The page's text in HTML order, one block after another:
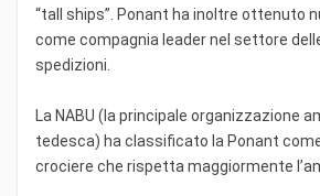
“tall ships”. Ponant ha inoltre ottenuto
come compagnia leader nel settore
spedizioni.
La NABU (la principale organizzazione
tedesca) ha classificato la Ponant
crociere che rispetta maggiormente